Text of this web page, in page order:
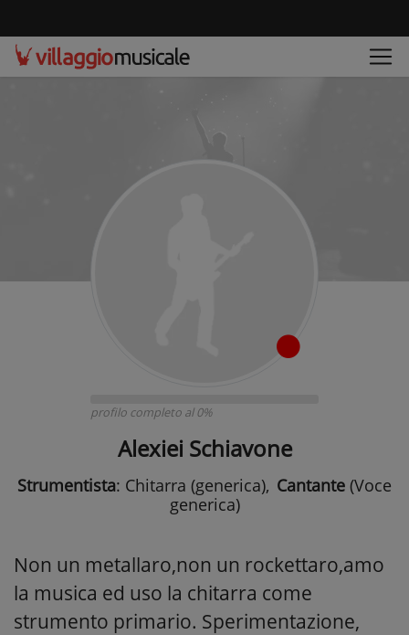
profilo completo al 0%
Alexiei Schiavone
Strumentista: Chitarra (generica), Cantante (Voce
generica)
Non un metallaro,non un rockettaro,amo
la musica ed uso la chitarra come
strumento primario. Sperimentazione,